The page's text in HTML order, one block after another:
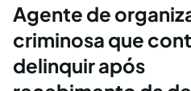
Agente de
criminosa que
delinquir após